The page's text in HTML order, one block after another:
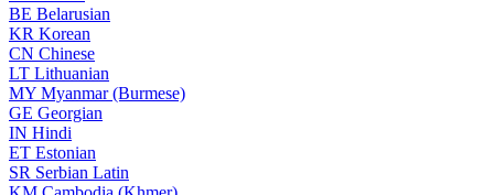
BE Belarusian
KR Korean
CN Chinese
LT Lithuanian
MY Myanmar (Burmese)
GE Georgian
IN Hindi
ET Estonian
SR Serbian Latin